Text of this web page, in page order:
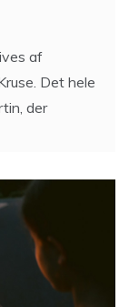
af
Det hele
der